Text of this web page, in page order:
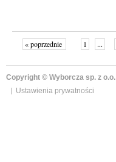
« poprzednie 1 ...
Copyright © Wyborcza sp. z o.o.
Ustawienia prywatności